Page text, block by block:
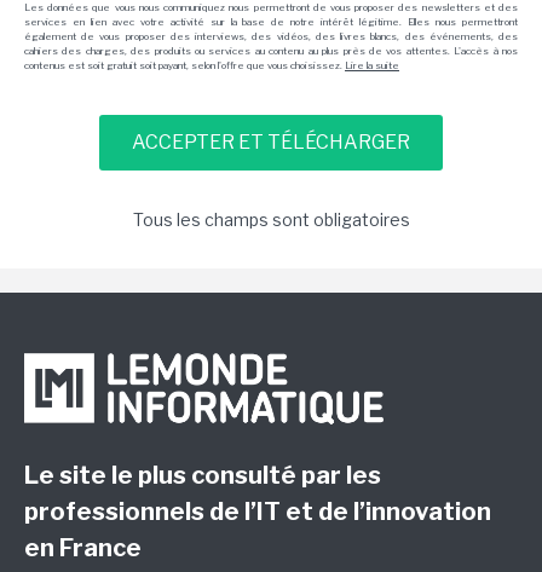
Les données que vous nous communiquez nous permettront de vous proposer des newsletters et des
services en lien avec votre activité sur la base de notre intérêt légitime. Elles nous permettront
également de vous proposer des interviews, des vidéos, des livres blancs, des événements, des
cahiers des charges, des produits ou services au contenu au plus près de vos attentes. L'accès à nos
contenus est soit gratuit soit payant, selon l'offre que vous choisissez. Lire la suite
Tous les champs sont obligatoires
Le site le plus consulté par les
professionnels de l’IT et de l’innovation
en France